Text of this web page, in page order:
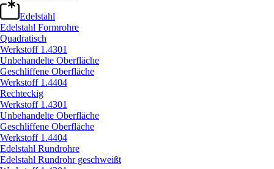
Edelstahl
Edelstahl Formrohre
Quadratisch
Werkstoff 1.4301
Unbehandelte Oberfläche
Geschliffene Oberfläche
Werkstoff 1.4404
Rechteckig
Werkstoff 1.4301
Unbehandelte Oberfläche
Geschliffene Oberfläche
Werkstoff 1.4404
Edelstahl Rundrohre
Edelstahl Rundrohr geschweißt